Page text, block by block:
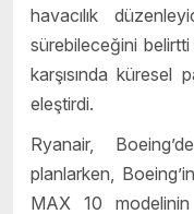
havacılık
sürebileceğini
karşısında küresel
eleştirdi.
Ryanair,
planlarken,
MAX 10